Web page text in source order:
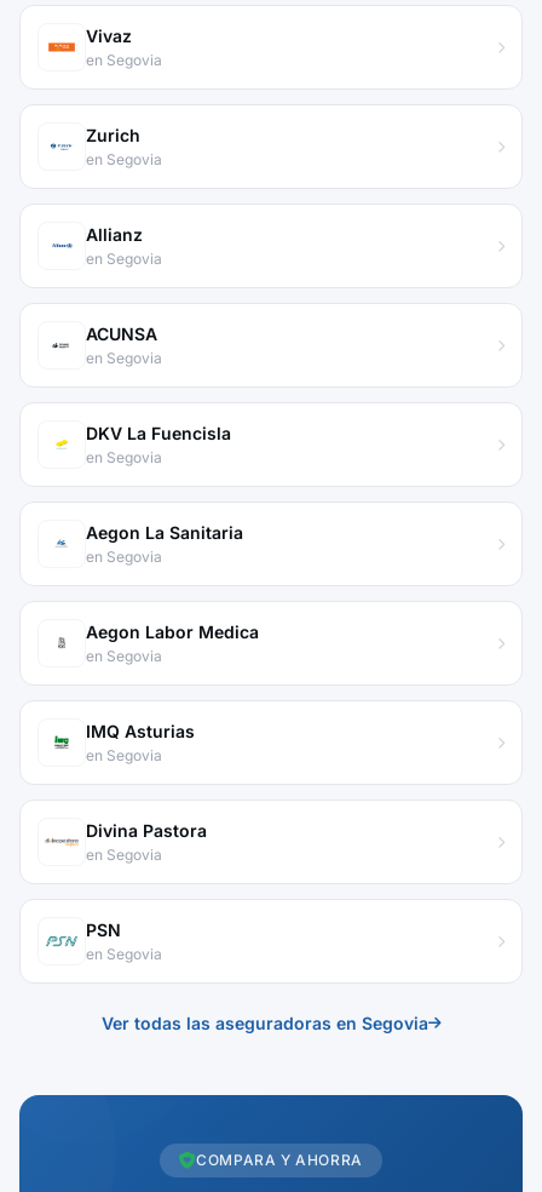
Vivaz
en Segovia
Zurich
en Segovia
Allianz
en Segovia
ACUNSA
en Segovia
DKV La Fuencisla
en Segovia
Aegon La Sanitaria
en Segovia
Aegon Labor Medica
en Segovia
IMQ Asturias
en Segovia
Divina Pastora
en Segovia
PSN
en Segovia
Ver todas las aseguradoras en Segovia
COMPARA Y AHORRA